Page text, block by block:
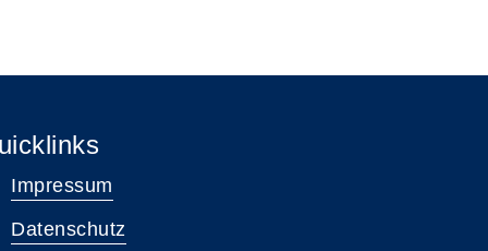
Impressum
Datenschutz